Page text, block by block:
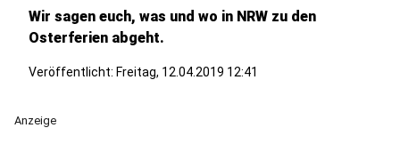
Wir sagen euch, was und wo in NRW zu den
Osterferien abgeht.
Veröffentlicht: Freitag, 12.04.2019 12:41
Anzeige